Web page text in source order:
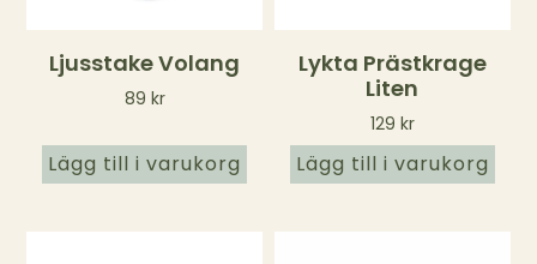
Ljusstake Volang
89 kr
Lägg till i varukorg
Lykta Prästkrage
Liten
129 kr
Lägg till i varukorg